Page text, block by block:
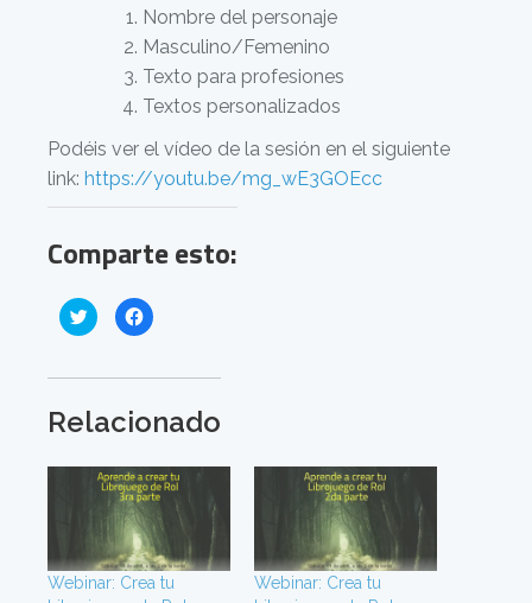
Nombre del personaje
Masculino/Femenino
Texto para profesiones
Textos personalizados
Podéis ver el vídeo de la sesión en el siguiente
link: https://youtu.be/mg_wE3GOEcc
Comparte esto:
H
a
i
p
a
c
i
r
e
H
a
i
p
a
c
o
m
a
r
t
i
r
e
Relacionado
Webinar: Crea tu
Webinar: Crea tu